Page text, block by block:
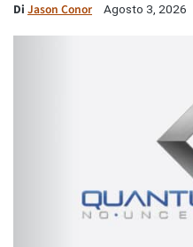
Di Jason Conor Agosto 3, 2026